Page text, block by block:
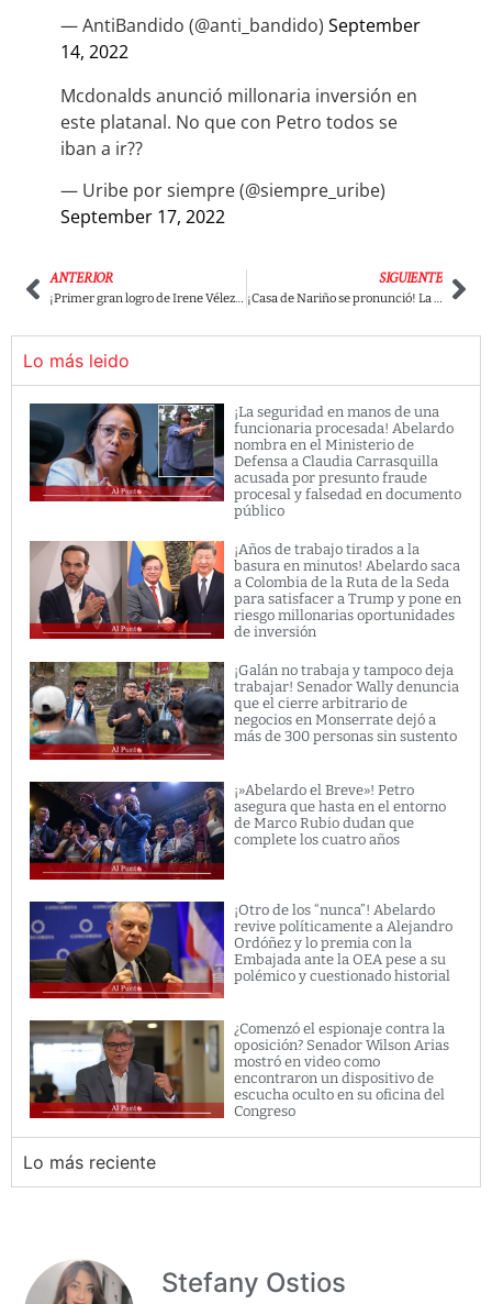
— AntiBandido (@anti_bandido) September
14, 2022
Mcdonalds anunció millonaria inversión en
este platanal. No que con Petro todos se
iban a ir??
— Uribe por siempre (@siempre_uribe)
September 17, 2022
ANTERIOR
¡Primer gran logro de Irene Vélez! A Partir de noviembre bajará el servicio de energía
SIGUIENTE
¡Casa de Nariño se pronunció! La orden del médico personal al presidente Gustavo Petro
Lo más leido
¡La seguridad en manos de una
funcionaria procesada! Abelardo
nombra en el Ministerio de
Defensa a Claudia Carrasquilla
acusada por presunto fraude
procesal y falsedad en documento
público
¡Años de trabajo tirados a la
basura en minutos! Abelardo saca
a Colombia de la Ruta de la Seda
para satisfacer a Trump y pone en
riesgo millonarias oportunidades
de inversión
¡Galán no trabaja y tampoco deja
trabajar! Senador Wally denuncia
que el cierre arbitrario de
negocios en Monserrate dejó a
más de 300 personas sin sustento
¡»Abelardo el Breve»! Petro
asegura que hasta en el entorno
de Marco Rubio dudan que
complete los cuatro años
¡Otro de los “nunca”! Abelardo
revive políticamente a Alejandro
Ordóñez y lo premia con la
Embajada ante la OEA pese a su
polémico y cuestionado historial
¿Comenzó el espionaje contra la
oposición? Senador Wilson Arias
mostró en video como
encontraron un dispositivo de
escucha oculto en su oficina del
Congreso
Lo más reciente
Stefany Ostios